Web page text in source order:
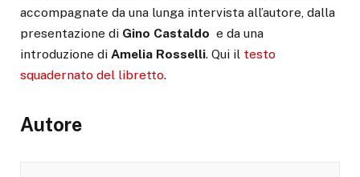
accompagnate da una lunga intervista all’autore, dalla
presentazione di Gino Castaldo e da una
introduzione di Amelia Rosselli. Qui il testo
squadernato del libretto.
Autore